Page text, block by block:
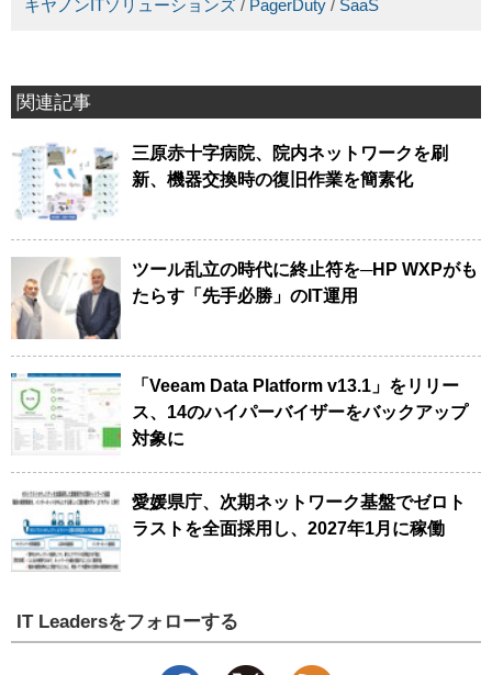
キヤノンITソリューションズ / PagerDuty / SaaS
関連記事
三原赤十字病院、院内ネットワークを刷
新、機器交換時の復旧作業を簡素化
ツール乱立の時代に終止符を─HP WXPがも
たらす「先手必勝」のIT運用
「Veeam Data Platform v13.1」をリリー
ス、14のハイパーバイザーをバックアップ
対象に
愛媛県庁、次期ネットワーク基盤でゼロト
ラストを全面採用し、2027年1月に稼働
IT Leadersをフォローする